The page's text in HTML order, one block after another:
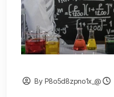
By P8o5d8zpno1x_@